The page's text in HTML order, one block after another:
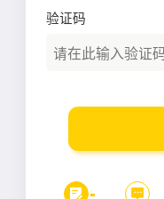
验证码